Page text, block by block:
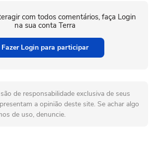
com todos comentários, faça Login
na sua conta Terra
Fazer Login para participar
de responsabilidade exclusiva de seus
a opinião deste site. Se achar algo
de uso, denuncie.